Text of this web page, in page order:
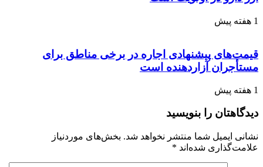
1 هفته پیش
قیمت‌های پیشنهادی اجاره در برخی مناطق برای
مستأجران آزاردهنده است
1 هفته پیش
دیدگاهتان را بنویسید
نشانی ایمیل شما منتشر نخواهد شد. بخش‌های موردنیاز
علامت‌گذاری شده‌اند *